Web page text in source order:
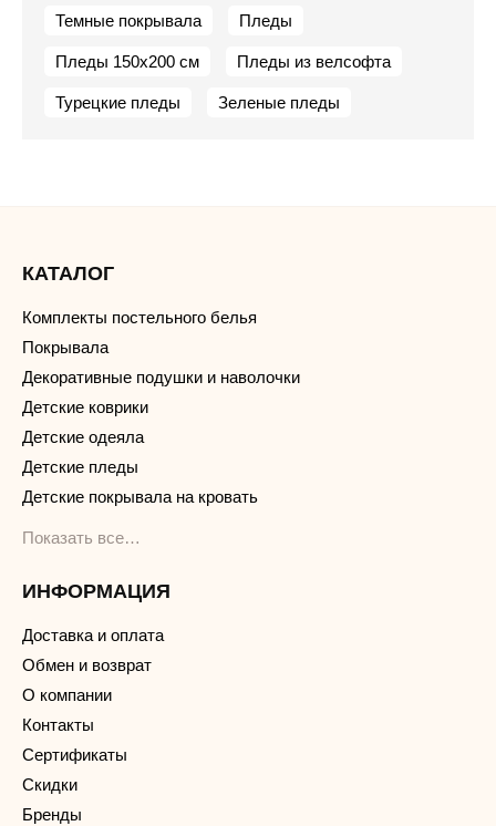
Темные покрывала Пледы
Пледы 150х200 см Пледы из велсофта
Турецкие пледы Зеленые пледы
КАТАЛОГ
Комплекты постельного белья
Покрывала
Декоративные подушки и наволочки
Детские коврики
Детские одеяла
Детские пледы
Детские покрывала на кровать
Показать все…
ИНФОРМАЦИЯ
Доставка и оплата
Обмен и возврат
О компании
Контакты
Сертификаты
Скидки
Бренды